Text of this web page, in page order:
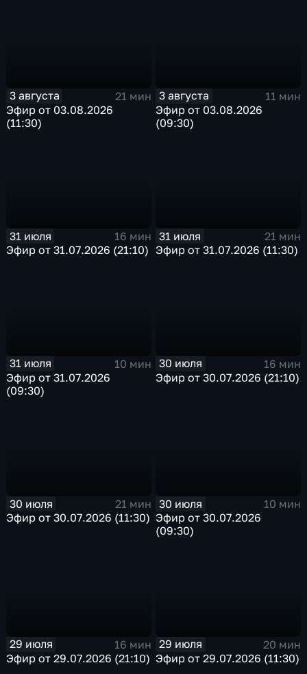
3 августа
21 мин
Эфир от 03.08.2026
(11:30)
3 августа
11 мин
Эфир от 03.08.2026
(09:30)
31 июля
16 мин
Эфир от 31.07.2026 (21:10)
31 июля
21 мин
Эфир от 31.07.2026 (11:30)
31 июля
10 мин
Эфир от 31.07.2026
(09:30)
30 июля
16 мин
Эфир от 30.07.2026 (21:10)
30 июля
21 мин
Эфир от 30.07.2026 (11:30)
30 июля
10 мин
Эфир от 30.07.2026
(09:30)
29 июля
16 мин
Эфир от 29.07.2026 (21:10)
29 июля
20 мин
Эфир от 29.07.2026 (11:30)